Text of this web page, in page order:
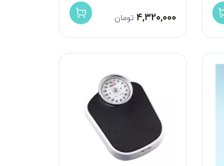
۴,۳۲۰,۰۰۰ تومان